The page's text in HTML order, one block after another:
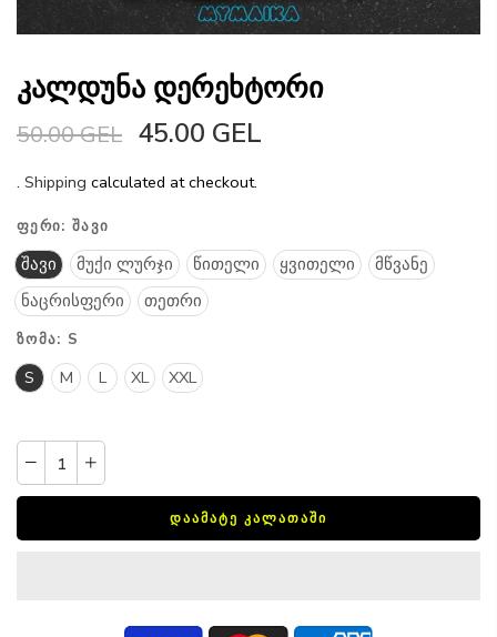
კალდუნა დერეხტორი
50.00 GEL 45.00 GEL
. Shipping calculated at checkout.
ᲤᲔᲠᲘ: ᲨᲐᲕᲘ
შავი მუქი ლურჯი წითელი ყვითელი
მწვანე
ნაცრისფერი
თეთრი
ᲖᲝᲛᲐ: S
S M L XL XXL
ᲓᲐᲐᲛᲐᲢᲔ ᲙᲐᲚᲐᲗᲐᲨᲘ